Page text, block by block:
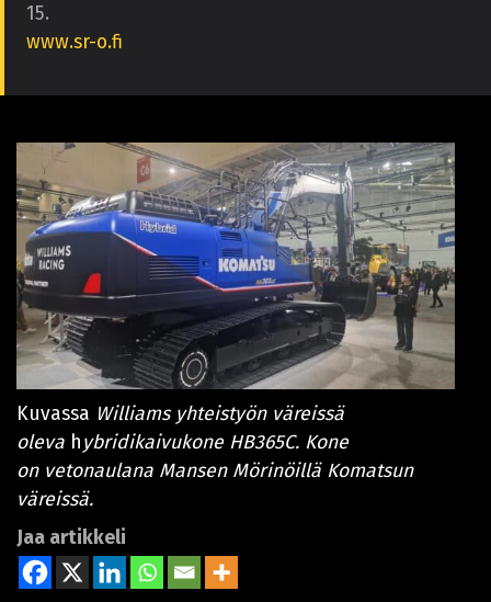
15.
www.sr-o.fi
Kuvassa Williams yhteistyön väreissä
oleva hybridikaivukone HB365C. Kone
on vetonaulana Mansen Mörinöillä Komatsun
väreissä.
Jaa artikkeli